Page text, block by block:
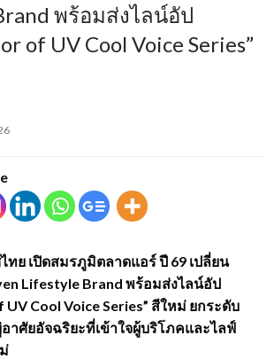
พร้อมส่งไลน์อัป
of UV Cool Voice Series”
ทย เปิดสมรภูมิตลาดแอร์ ปี 69 เปลี่ยน
Lifestyle Brand พร้อมส่งไลน์อัป
UV Cool Voice Series” สีใหม่ ยกระดับ
าศัยอัจฉริยะที่เข้าใจผู้บริโภคและไลฟ์